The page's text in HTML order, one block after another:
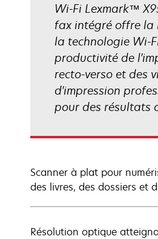
Wi-Fi Lexmark™
fax intégré offre la
la technologie Wi-
productivité de
recto-verso et des
d'impression
pour des résultats
Scanner à plat pour
des livres, des dossiers et
Résolution optique